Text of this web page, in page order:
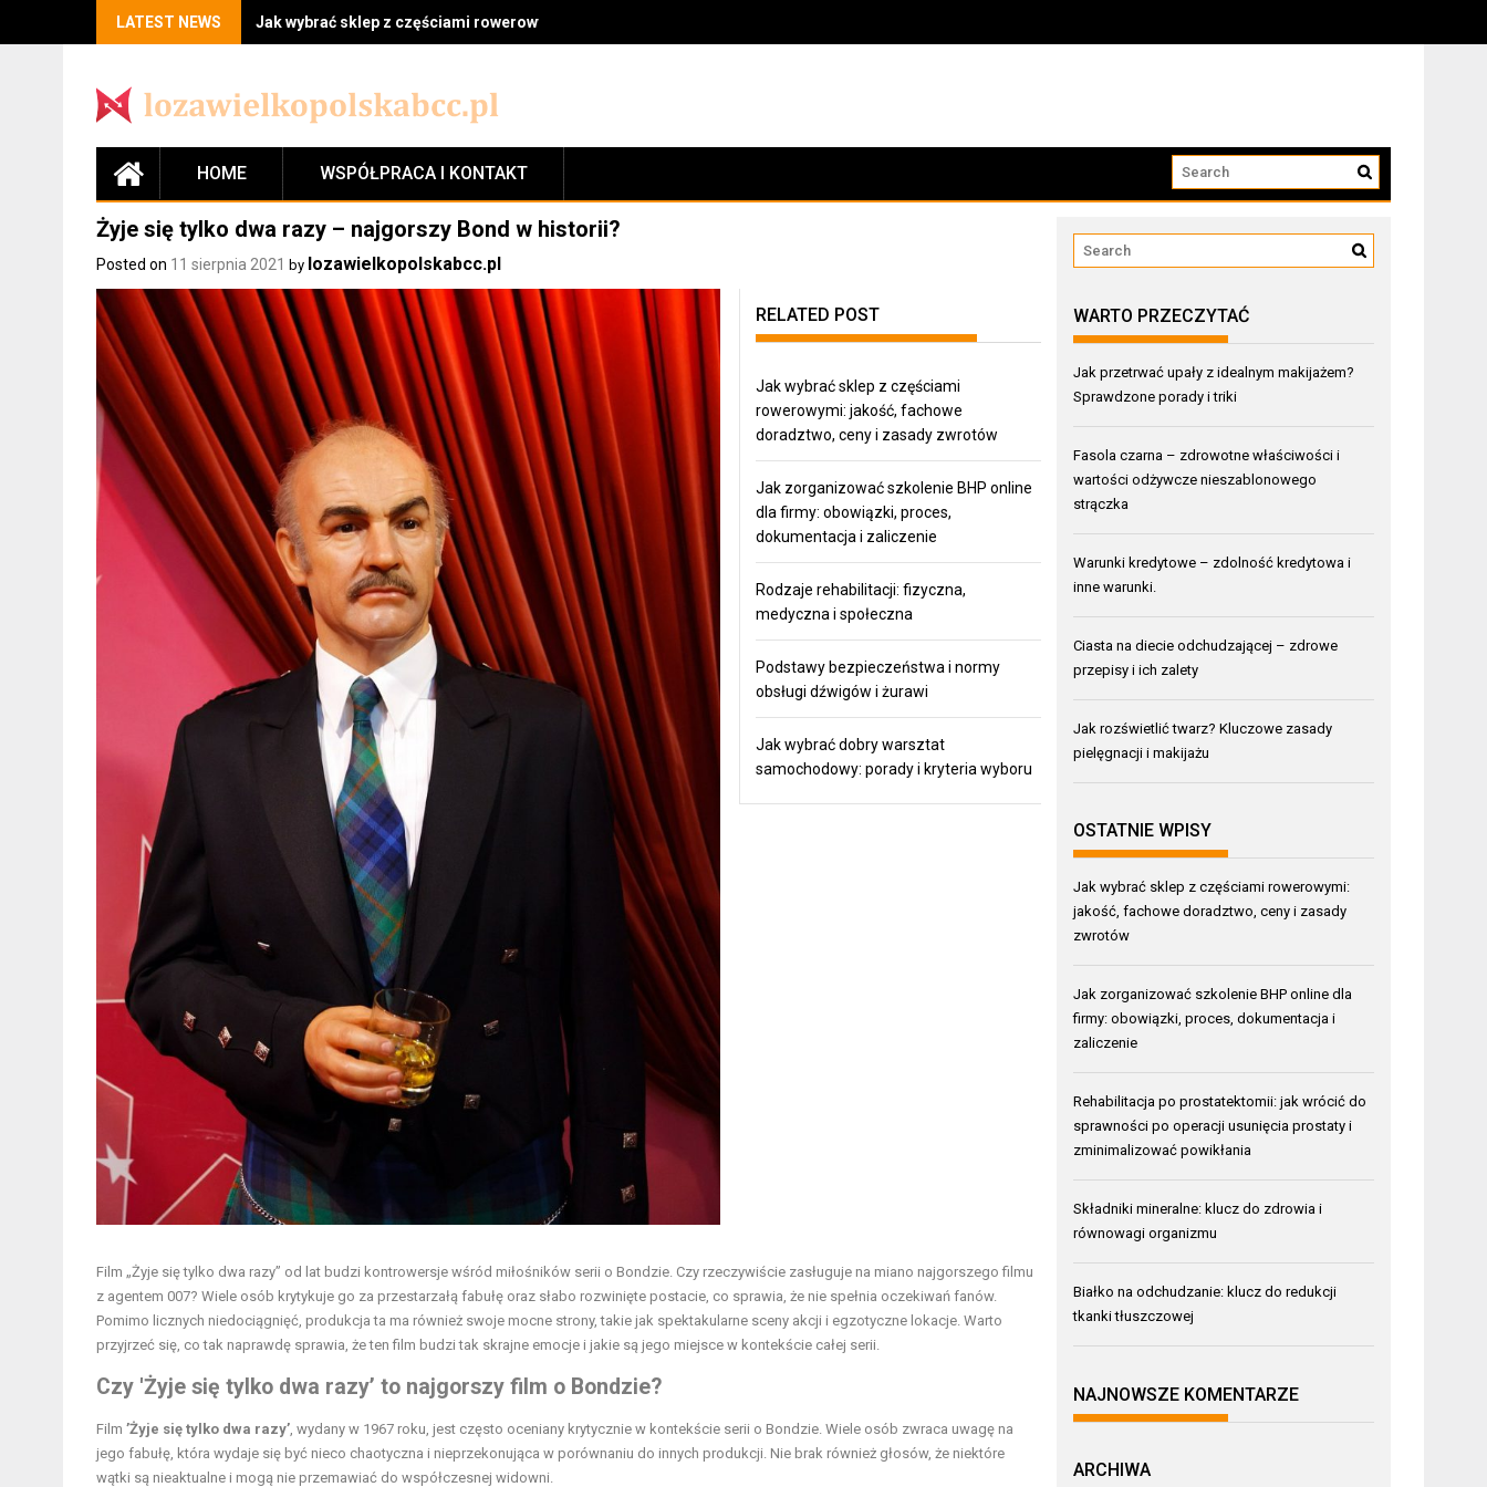
LATEST NEWS Jak wybrać sklep z częściami rowerowymi: jakość, fachowe doradztwo, ceny i zasady zwrotów
HOME WSPÓŁPRACA I KONTAKT
Żyje się tylko dwa razy – najgorszy Bond w historii?
Posted on 11 sierpnia 2021 by lozawielkopolskabcc.pl
RELATED POST
Jak wybrać sklep z częściami
rowerowymi: jakość, fachowe
doradztwo, ceny i zasady zwrotów
Jak zorganizować szkolenie BHP online
dla firmy: obowiązki, proces,
dokumentacja i zaliczenie
Rodzaje rehabilitacji: fizyczna,
medyczna i społeczna
Podstawy bezpieczeństwa i normy
obsługi dźwigów i żurawi
Jak wybrać dobry warsztat
samochodowy: porady i kryteria wyboru
Film „Żyje się tylko dwa razy” od lat budzi kontrowersje wśród miłośników serii o Bondzie. Czy rzeczywiście zasługuje na miano najgorszego filmu
z agentem 007? Wiele osób krytykuje go za przestarzałą fabułę oraz słabo rozwinięte postacie, co sprawia, że nie spełnia oczekiwań fanów.
Pomimo licznych niedociągnięć, produkcja ta ma również swoje mocne strony, takie jak spektakularne sceny akcji i egzotyczne lokacje. Warto
przyjrzeć się, co tak naprawdę sprawia, że ten film budzi tak skrajne emocje i jakie są jego miejsce w kontekście całej serii.
Czy 'Żyje się tylko dwa razy’ to najgorszy film o Bondzie?
Film ’Żyje się tylko dwa razy’ , wydany w 1967 roku, jest często oceniany krytycznie w kontekście serii o Bondzie. Wiele osób zwraca uwagę na
jego fabułę, która wydaje się być nieco chaotyczna i nieprzekonująca w porównaniu do innych produkcji. Nie brak również głosów, że niektóre
wątki są nieaktualne i mogą nie przemawiać do współczesnej widowni.
WARTO PRZECZYTAĆ
Jak przetrwać upały z idealnym makijażem?
Sprawdzone porady i triki
Fasola czarna – zdrowotne właściwości i
wartości odżywcze nieszablonowego
strączka
Warunki kredytowe – zdolność kredytowa i
inne warunki.
Ciasta na diecie odchudzającej – zdrowe
przepisy i ich zalety
Jak rozświetlić twarz? Kluczowe zasady
pielęgnacji i makijażu
OSTATNIE WPISY
Jak wybrać sklep z częściami rowerowymi:
jakość, fachowe doradztwo, ceny i zasady
zwrotów
Jak zorganizować szkolenie BHP online dla
firmy: obowiązki, proces, dokumentacja i
zaliczenie
Rehabilitacja po prostatektomii: jak wrócić do
sprawności po operacji usunięcia prostaty i
zminimalizować powikłania
Składniki mineralne: klucz do zdrowia i
równowagi organizmu
Białko na odchudzanie: klucz do redukcji
tkanki tłuszczowej
NAJNOWSZE KOMENTARZE
ARCHIWA